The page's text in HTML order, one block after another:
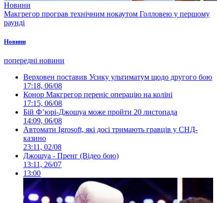
Новини
Макгрегор програв технічним нокаутом Голловею у першому
раунді
Новини
попередні новини
Верховен поставив Усику ультиматум щодо другого бою
17:18, 06/08
Конор Макгрегор переніс операцію на коліні
17:15, 06/08
Бій Ф’юрі-Джошуа може пройти 20 листопада
14:09, 06/08
Автомати Igrosoft, які досі тримають гравців у СНД-
казино
23:11, 02/08
Джошуа - Пренг (Відео бою)
13:11, 26/07
13:00